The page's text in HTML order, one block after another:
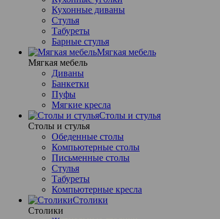
Кухонные диваны
Стулья
Табуреты
Барные стулья
Мягкая мебель
Мягкая мебель
Диваны
Банкетки
Пуфы
Мягкие кресла
Столы и стулья
Столы и стулья
Обеденные столы
Компьютерные столы
Письменные столы
Стулья
Табуреты
Компьютерные кресла
Столики
Столики